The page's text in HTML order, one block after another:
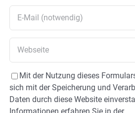
Mit der Nutzung dieses
sich mit der Speicherung und
Daten durch diese Website